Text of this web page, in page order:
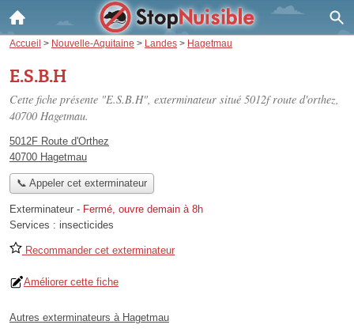
Accueil > Nouvelle-Aquitaine > Landes > Hagetmau
E.S.B.H
Cette fiche présente "E.S.B.H", exterminateur situé 5012f route d'orthez,
40700 Hagetmau.
5012F Route d'Orthez
40700 Hagetmau
📞 Appeler cet exterminateur
Exterminateur - Fermé, ouvre demain à 8h
Services : insecticides
Recommander cet exterminateur
Améliorer cette fiche
Autres exterminateurs à Hagetmau